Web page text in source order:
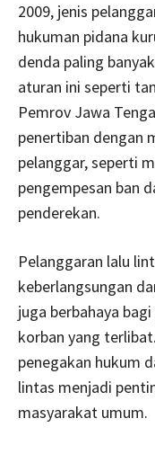
2009, jenis
hukuman pidana
denda paling
aturan ini seperti
Pemrov Jawa
penertiban dengan
pelanggar, seperti
pengempesan ban
penderekan.
Pelanggaran lalu
keberlangsungan
juga berbahaya
korban yang
penegakan hukum
lintas menjadi
masyarakat umum.